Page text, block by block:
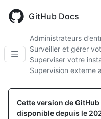
main
GitHub Docs
Administrateurs
Surveiller et gérer
Superviser votre
Supervision externe
Cette version de
disponible depuis le